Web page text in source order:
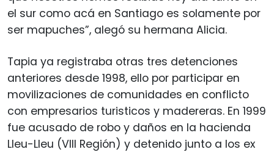
el sur como acá en Santiago es solamente por
ser mapuches”, alegó su hermana Alicia.
Tapia ya registraba otras tres detenciones
anteriores desde 1998, ello por participar en
movilizaciones de comunidades en conflicto
con empresarios turisticos y madereras. En 1999
fue acusado de robo y daños en la hacienda
Lleu-Lleu (VIII Región) y detenido junto a los ex